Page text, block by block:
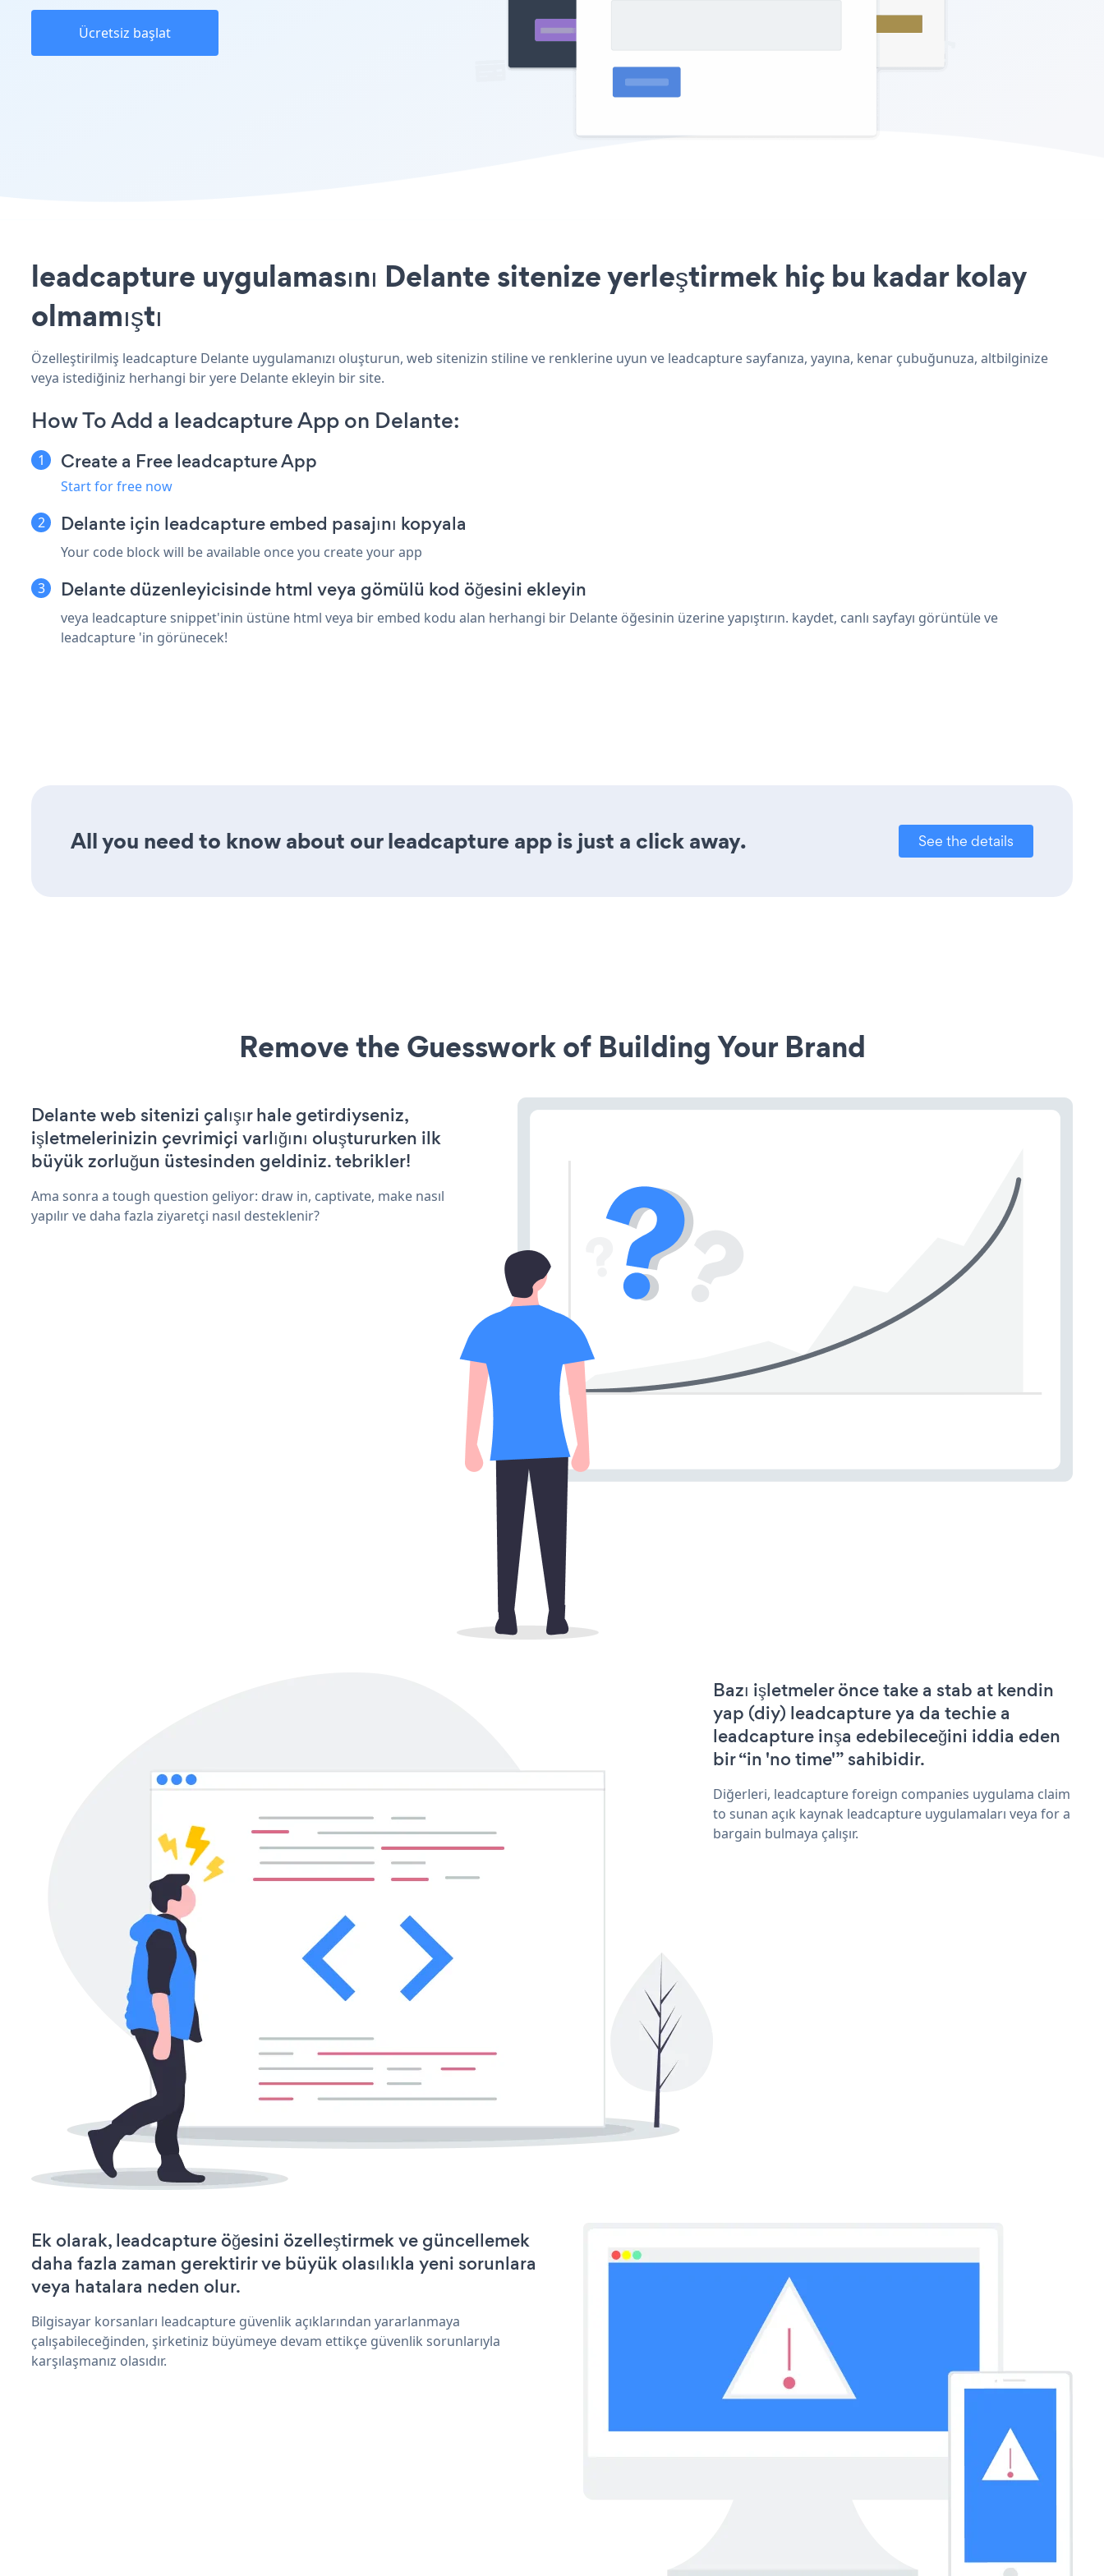
Ücretsiz başlat
leadcapture uygulamasını Delante sitenize yerleştirmek hiç bu kadar kolay
olmamıştı
Özelleştirilmiş leadcapture Delante uygulamanızı oluşturun, web sitenizin stiline ve renklerine uyun ve leadcapture sayfanıza, yayına, kenar çubuğunuza, altbilginize
veya istediğiniz herhangi bir yere Delante ekleyin bir site.
How To Add a leadcapture App on Delante:
Create a Free leadcapture App
Start for free now
Delante için leadcapture embed pasajını kopyala
Your code block will be available once you create your app
Delante düzenleyicisinde html veya gömülü kod öğesini ekleyin
veya leadcapture snippet'inin üstüne html veya bir embed kodu alan herhangi bir Delante öğesinin üzerine yapıştırın. kaydet, canlı sayfayı görüntüle ve
leadcapture 'in görünecek!
All you need to know about our leadcapture app is just a click away. See the details
Remove the Guesswork of Building Your Brand
Delante web sitenizi çalışır hale getirdiyseniz,
işletmelerinizin çevrimiçi varlığını oluştururken ilk
büyük zorluğun üstesinden geldiniz. tebrikler!
Ama sonra a tough question geliyor: draw in, captivate, make nasıl
yapılır ve daha fazla ziyaretçi nasıl desteklenir?
Bazı işletmeler önce take a stab at kendin
yap (diy) leadcapture ya da techie a
leadcapture inşa edebileceğini iddia eden
bir “in 'no time'” sahibidir.
Diğerleri, leadcapture foreign companies uygulama claim
to sunan açık kaynak leadcapture uygulamaları veya for a
bargain bulmaya çalışır.
Ek olarak, leadcapture öğesini özelleştirmek ve güncellemek
daha fazla zaman gerektirir ve büyük olasılıkla yeni sorunlara
veya hatalara neden olur.
Bilgisayar korsanları leadcapture güvenlik açıklarından yararlanmaya
çalışabileceğinden, şirketiniz büyümeye devam ettikçe güvenlik sorunlarıyla
karşılaşmanız olasıdır.